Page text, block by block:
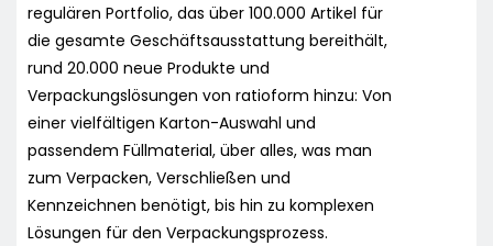
regulären Portfolio, das über 100.000 Artikel für
die gesamte Geschäftsausstattung bereithält,
rund 20.000 neue Produkte und
Verpackungslösungen von ratioform hinzu: Von
einer vielfältigen Karton-Auswahl und
passendem Füllmaterial, über alles, was man
zum Verpacken, Verschließen und
Kennzeichnen benötigt, bis hin zu komplexen
Lösungen für den Verpackungsprozess.